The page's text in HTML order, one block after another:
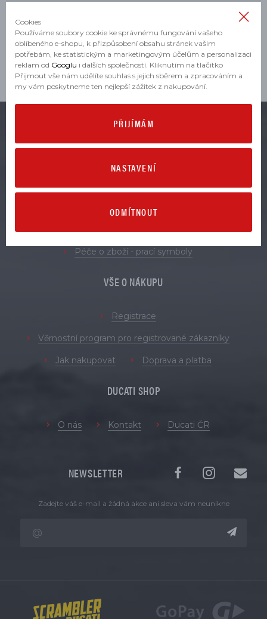
VŠE O ZBOŽÍ
Obchodní podmínky
Zásady zpracování osobních údajů
Vrácení a výměna zboží
Péče o zboží - prací symboly
VŠE O NÁKUPU
Registrace
Věrnostní program pro registrované zákazníky
Jak nakupovat Doprava a platba
DUCATI SHOP
O nás Kontakt Ducati ČR
NEWSLETTER
Zadejte váš e-mail a žádná akce ani sleva vám neunikne
Cookies
Používáme soubory cookie ke správnému fungování vašeho
oblíbeného e-shopu, k přizpůsobení obsahu stránek vašim
potřebám, ke statistickým a marketingovým účelům a personalizaci
reklam od Googlu i dalších společností. Kliknutím na tlačítko
Přijmout vše nám udělíte souhlas s jejich sběrem a zpracováním a
my vám poskytneme ten nejlepší zážitek z nakupování.
PŘIJÍMÁM
NASTAVENÍ
ODMÍTNOUT